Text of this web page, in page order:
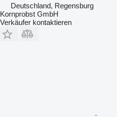
Deutschland, Regensburg
Kornprobst GmbH
Verkäufer kontaktieren